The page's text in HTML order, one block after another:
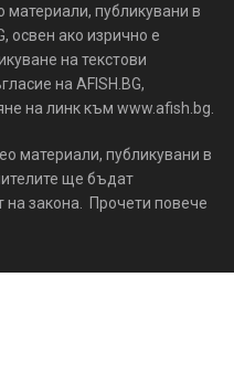
материали, публикувани в
освен ако изрично е
на текстови
на AFISH.BG,
на линк към www.afish.bg.
материали, публикувани в
ще бъдат
на закона. Прочети повече